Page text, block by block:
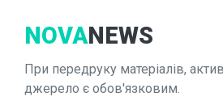
NOVANEWS
При передруку матеріалів,
джерело є обов'язковим.